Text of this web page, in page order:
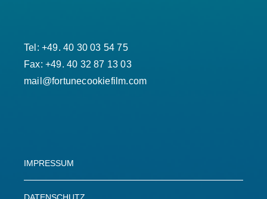
Tel: +49. 40 30 03 54 75
Fax: +49. 40 32 87 13 03
mail@fortunecookiefilm.com
IMPRESSUM